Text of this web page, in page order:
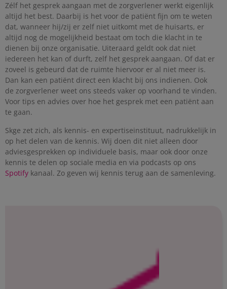
Zélf het gesprek aangaan met de zorgverlener werkt eigenlijk
altijd het best. Daarbij is het voor de patiënt fijn om te weten
dat, wanneer hij/zij er zelf niet uitkomt met de huisarts, er
altijd nog de mogelijkheid bestaat om toch die klacht in te
dienen bij onze organisatie. Uiteraard geldt ook dat niet
iedereen het kan of durft, zelf het gesprek aangaan. Of dat er
zoveel is gebeurd dat de ruimte hiervoor er al niet meer is.
Dan kan een patiënt direct een klacht bij ons indienen. Ook
de zorgverlener weet ons steeds vaker op voorhand te vinden.
Voor tips en advies over hoe het gesprek met een patiënt aan
te gaan.
Skge zet zich, als kennis- en expertiseinstituut, nadrukkelijk in
op het delen van de kennis. Wij doen dit niet alleen door
adviesgesprekken op individuele basis, maar ook door onze
kennis te delen op sociale media en via podcasts op ons
Spotify kanaal. Zo geven wij kennis terug aan de samenleving.